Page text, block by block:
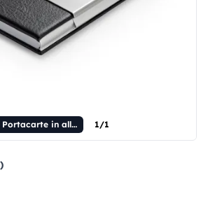
REEVES. Portacarte in alluminio e PU 1/1